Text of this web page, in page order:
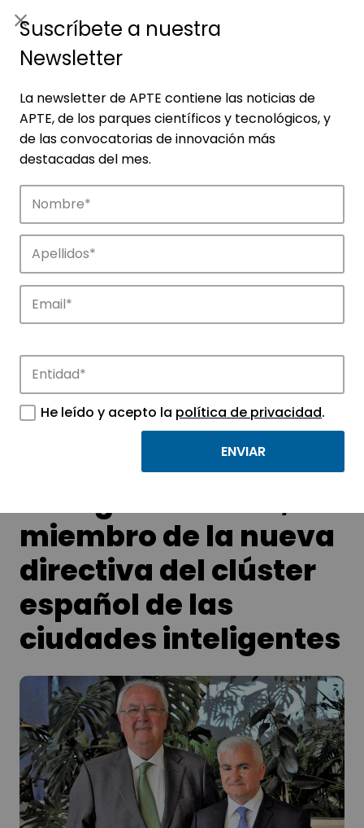
Noticias
Conoce las noticias más destacadas de
APTE y sus parques científicos y
tecnológicos.
Málaga TechPark,
miembro de la nueva
directiva del clúster
español de las
ciudades inteligentes
Suscríbete a nuestra
Newsletter
La newsletter de APTE contiene las noticias de
APTE, de los parques científicos y tecnológicos, y
de las convocatorias de innovación más
destacadas del mes.
He leído y acepto la política de privacidad.